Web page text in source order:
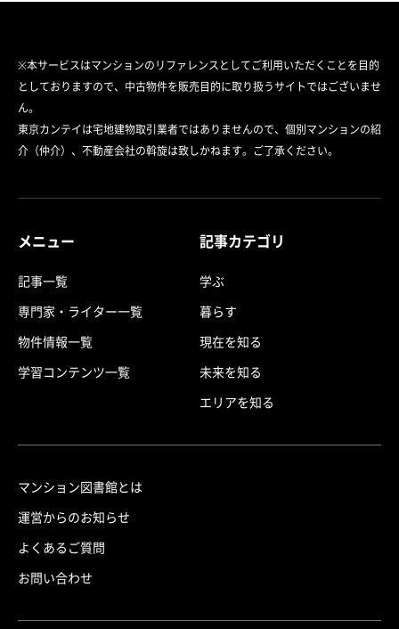
※本サービスはマンションのリファレンスとしてご利用いただくことを目的
としておりますので、中古物件を販売目的に取り扱うサイトではございませ
ん。
東京カンテイは宅地建物取引業者ではありませんので、個別マンションの紹
介（仲介）、不動産会社の斡旋は致しかねます。ご了承ください。
メニュー
記事一覧
専門家・ライター一覧
物件情報一覧
学習コンテンツ一覧
記事カテゴリ
学ぶ
暮らす
現在を知る
未来を知る
エリアを知る
マンション図書館とは
運営からのお知らせ
よくあるご質問
お問い合わせ